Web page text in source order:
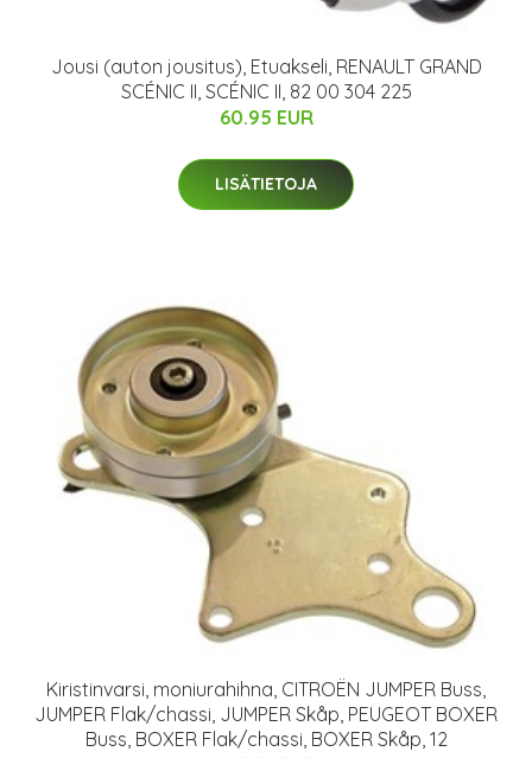
Jousi (auton jousitus), Etuakseli, RENAULT GRAND
SCÉNIC II, SCÉNIC II, 82 00 304 225
60.95 EUR
LISÄTIETOJA
Kiristinvarsi, moniurahihna, CITROËN JUMPER Buss,
JUMPER Flak/chassi, JUMPER Skåp, PEUGEOT BOXER
Buss, BOXER Flak/chassi, BOXER Skåp, 12